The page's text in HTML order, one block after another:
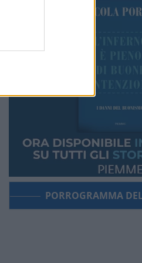
PORROGRAMMA